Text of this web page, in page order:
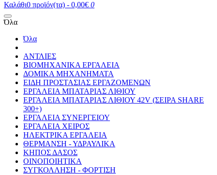
Καλάθι0 προϊόν(τα) - 0,00€ 0
Όλα
Όλα
ΑΝΤΛΙΕΣ
ΒΙΟΜΗΧΑΝΙΚΑ ΕΡΓΑΛΕΙΑ
ΔΟΜΙΚΑ ΜΗΧΑΝΗΜΑΤΑ
ΕΙΔΗ ΠΡΟΣΤΑΣΙΑΣ ΕΡΓΑΖΟΜΕΝΩΝ
ΕΡΓΑΛΕΙΑ ΜΠΑΤΑΡΙΑΣ ΛΙΘΙΟΥ
ΕΡΓΑΛΕΙΑ ΜΠΑΤΑΡΙΑΣ ΛΙΘΙΟΥ 42V (ΣΕΙΡΑ SHARE
300+)
ΕΡΓΑΛΕΙΑ ΣΥΝΕΡΓΕΙΟΥ
ΕΡΓΑΛΕΙΑ ΧΕΙΡΟΣ
ΗΛΕΚΤΡΙΚΑ ΕΡΓΑΛΕΙΑ
ΘΕΡΜΑΝΣΗ - ΥΔΡΑΥΛΙΚΑ
ΚΗΠΟΣ ΔΑΣΟΣ
ΟΙΝΟΠΟΙΗΤΙΚΑ
ΣΥΓΚΟΛΛΗΣΗ - ΦΟΡΤΙΣΗ